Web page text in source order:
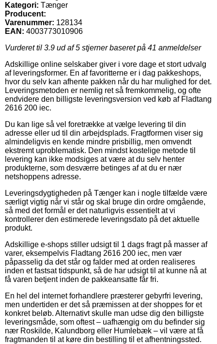
Kategori: Tænger
Producent:
Varenummer: 128134
EAN: 4003773010906
Vurderet til 3.9 ud af 5 stjerner baseret på 41 anmeldelser
Adskillige online selskaber giver i vore dage et stort udvalg
af leveringsformer. En af favoritterne er i dag pakkeshops,
hvor du selv kan afhente pakken når du har mulighed for det.
Leveringsmetoden er nemlig ret så fremkommelig, og ofte
endvidere den billigste leveringsversion ved køb af Fladtang
2616 200 iec.
Du kan lige så vel foretrække at vælge levering til din
adresse eller ud til din arbejdsplads. Fragtformen viser sig
almindeligvis en kende mindre prisbillig, men omvendt
ekstremt uproblematisk. Den mindst kostelige metode til
levering kan ikke modsiges at være at du selv henter
produkterne, som desværre betinges af at du er nær
netshoppens adresse.
Leveringsdygtigheden på Tænger kan i nogle tilfælde være
særligt vigtig når vi står og skal bruge din ordre omgående,
så med det formål er det naturligvis essentielt at vi
kontrollerer den estimerede leveringsdato på det aktuelle
produkt.
Adskillige e-shops stiller udsigt til 1 dags fragt på masser af
varer, eksempelvis Fladtang 2616 200 iec, men vær
påpasselig da det står og falder med at orden realiseres
inden et fastsat tidspunkt, så de har udsigt til at kunne nå at
få varen betjent inden de pakkeansatte får fri.
En hel del internet forhandlere præsterer gebyrfri levering,
men undertiden er det så præmissen at der shoppes for et
konkret beløb. Alternativt skulle man udse dig den billigste
leveringsmåde, som oftest – uafhængig om du befinder sig
nær Roskilde, Kalundborg eller Humlebæk – vil være at få
fragtmanden til at køre din bestilling til et afhentningssted.